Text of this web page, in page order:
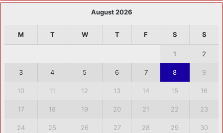
August 2026
M T W T F S S
1 2
3 4 5 6 7 8 9
10 11 12 13 14 15 16
17 18 19 20 21 22 23
24 25 26 27 28 29 30